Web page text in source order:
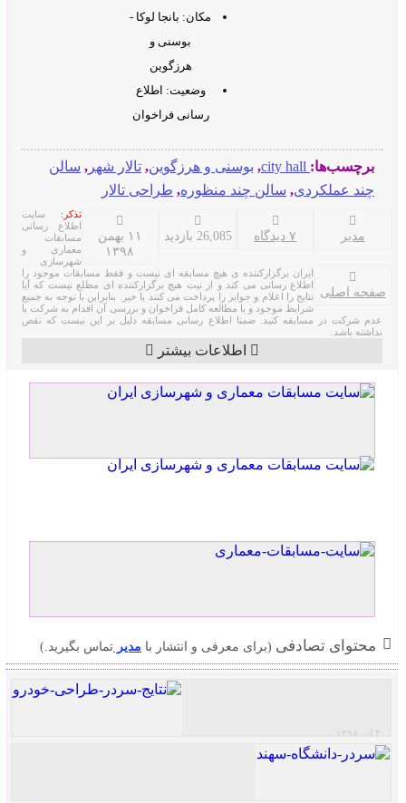
مکان: بانجا لوکا -
بوسنی و
هرزگوین
وضعیت: اطلاع
رسانی فراخوان
برچسب‌ها: city hall
, بوسنی و هرزگوین, تالار شهر , سالن
چند عملکردی, سالن چند منظوره, طراحی تالار
مدیر ۷ دیدگاه 26,085 بازدید
۱۱ بهمن
۱۳۹۸
صفحه اصلی
تذکر:
سایت
اطلاع رسانی
مسابقات
معماری و
شهرسازی
ایران برگزارکننده ی هیچ مسابقه ای نیست و فقط مسابقات موجود را
اطلاع رسانی می کند و از نیت هیچ برگزارکننده ای مطلع نیست که آیا
نتایج را اعلام و جوایز را پرداخت می کنند یا خیر. بنابراین با توجه به جمیع
شرایط موجود و با مطالعه کامل فراخوان و بررسی آن اقدام به شرکت یا
عدم شرکت در مسابقه کنید. ضمنا اطلاع رسانی مسابقه دلیل بر این نیست که نقص
نداشته باشد.
اطلاعات بیشتر
محتوای تصادفی (برای معرفی و انتشار با مدیر تماس بگیرید.)
اعلام نتایج و نمایش آثار مسابقه طراحی سردر یا
۳۰ آذر ۱۳۹۸